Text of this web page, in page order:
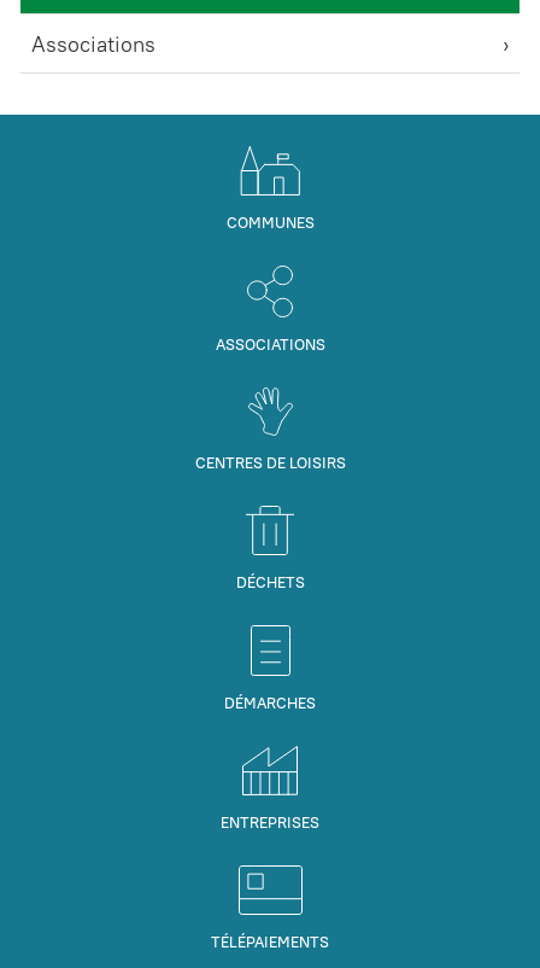
Associations
COMMUNES
ASSOCIATIONS
CENTRES DE LOISIRS
DÉCHETS
DÉMARCHES
ENTREPRISES
TÉLÉPAIEMENTS